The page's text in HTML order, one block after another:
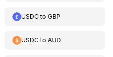
USDCtoGBP
USDCtoAUD